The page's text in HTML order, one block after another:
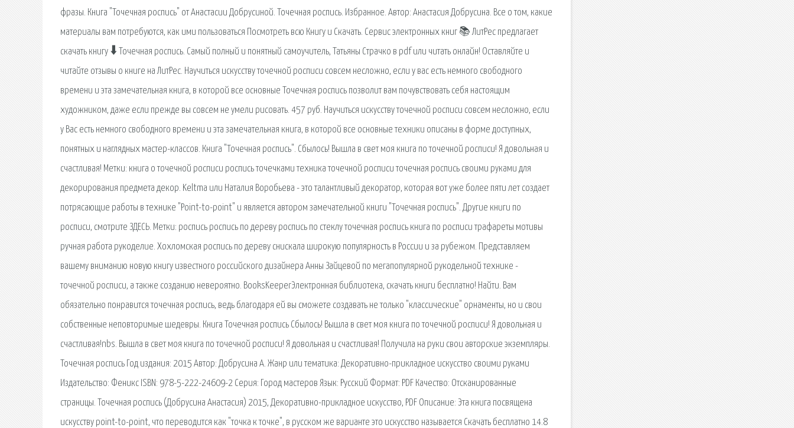
фразы. Книга "Точечная роспись" от Анастасии Добрусиной. Точечная роспись. Избранное. Автор: Анастасия Добрусина. Все о том, какие
материалы вам потребуются, как ими пользоваться Посмотреть всю Книгу и Скачать. Сервис электронных книг 📚 ЛитРес предлагает
скачать книгу 🠳 Точечная роспись. Самый полный и понятный самоучитель, Татьяны Страчко в pdf или читать онлайн! Оставляйте и
читайте отзывы о книге на ЛитРес. Научиться искусству точечной росписи совсем несложно, если у вас есть немного свободного
времени и эта замечательная книга, в которой все основные Точечная роспись позволит вам почувствовать себя настоящим
художником, даже если прежде вы совсем не умели рисовать. 457 руб. Научиться искусству точечной росписи совсем несложно, если
у Вас есть немного свободного времени и эта замечательная книга, в которой все основные техники описаны в форме доступных,
понятных и наглядных мастер-классов. Книга "Точечная роспись". Сбылось! Вышла в свет моя книга по точечной росписи! Я довольная и
счастливая! Метки: книга о точечной росписи роспись точечками техника точечной росписи точечная роспись своими руками для
декорирования предмета декор. Keltma или Наталия Воробьева - это талантливый декоратор, которая вот уже более пяти лет создает
потрясающие работы в технике "Point-to-point" и является автором замечательной книги "Точечная роспись". Другие книги по
росписи, смотрите ЗДЕСЬ. Метки: роспись роспись по дереву роспись по стеклу точечная роспись книга по росписи трафареты мотивы
ручная работа рукоделие. Хохломская роспись по дереву снискала широкую популярность в России и за рубежом. Представляем
вашему вниманию новую книгу известного российского дизайнера Анны Зайцевой по мегапопулярной рукодельной технике -
точечной росписи, а также созданию невероятно. BooksKeeperЭлектронная библиотека, скачать книги бесплатно! Найти. Вам
обязательно понравится точечная роспись, ведь благодаря ей вы сможете создавать не только "классические" орнаменты, но и свои
собственные неповторимые шедевры. Книга Точечная роспись Сбылось! Вышла в свет моя книга по точечной росписи! Я довольная и
счастливая!nbs. Вышла в свет моя книга по точечной росписи! Я довольная и счастливая! Получила на руки свои авторские экземпляры.
Точечная роспись Год издания: 2015 Автор: Добрусина А. Жанр или тематика: Декоративно-прикладное искусство своими руками
Издательство: Феникс ISBN: 978-5-222-24609-2 Серия: Город мастеров Язык: Русский Формат: PDF Качество: Отсканированные
страницы. Точечная роспись (Добрусина Анастасия) 2015, Декоративно-прикладное искусство, PDF Описание: Эта книга посвящена
искусству point-to-point, что переводится как "точка к точке", в русском же варианте это искусство называется Скачать бесплатно 14.8